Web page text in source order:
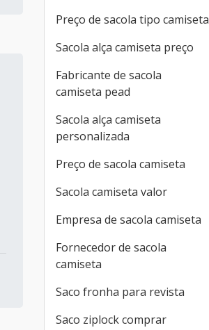
Preço de sacola tipo camiseta
Sacola alça camiseta preço
Fabricante de sacola
camiseta pead
Sacola alça camiseta
personalizada
Preço de sacola camiseta
Sacola camiseta valor
Empresa de sacola camiseta
Fornecedor de sacola
camiseta
Saco fronha para revista
Saco ziplock comprar